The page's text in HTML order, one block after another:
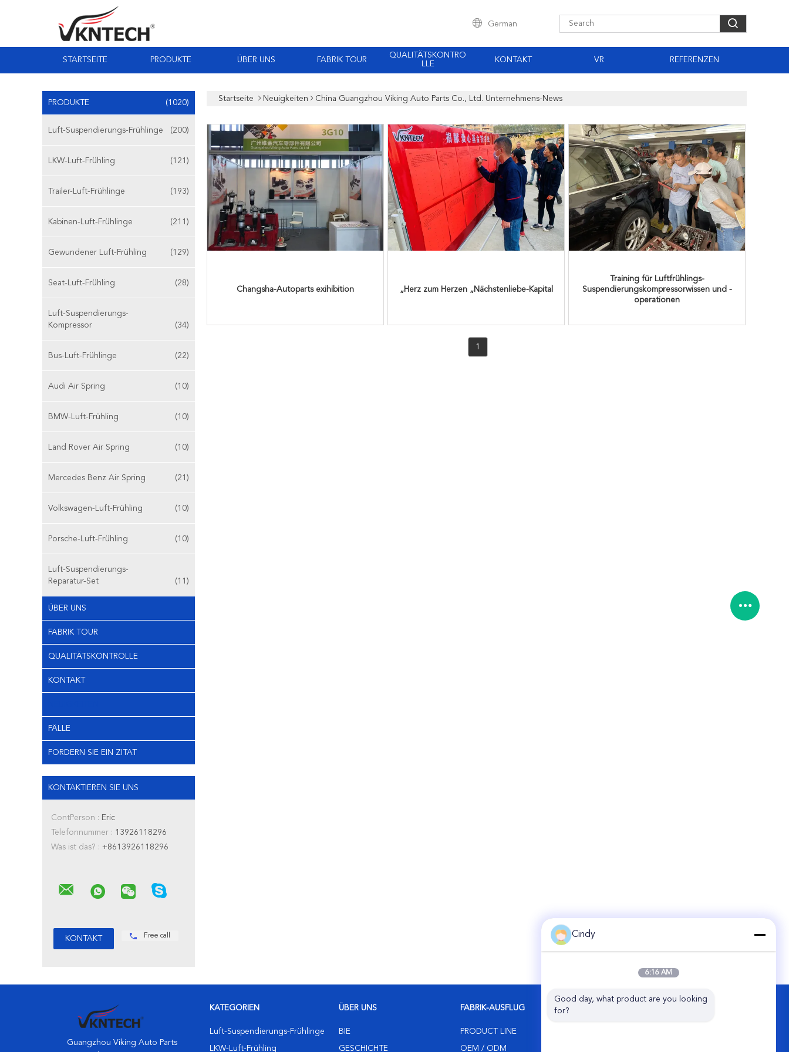
German
STARTSEITE PRODUKTE ÜBER UNS FABRIK TOUR
QUALITÄTSKONTRO
LLE
KONTAKT VR REFERENZEN
PRODUKTE (1020)
Luft-Suspendierungs-Frühlinge (200)
LKW-Luft-Frühling (121)
Trailer-Luft-Frühlinge (193)
Kabinen-Luft-Frühlinge (211)
Gewundener Luft-Frühling (129)
Seat-Luft-Frühling (28)
Luft-Suspendierungs-
Kompressor
(34)
Bus-Luft-Frühlinge (22)
Audi Air Spring (10)
BMW-Luft-Frühling (10)
Land Rover Air Spring (10)
Mercedes Benz Air Spring (21)
Volkswagen-Luft-Frühling (10)
Porsche-Luft-Frühling (10)
Luft-Suspendierungs-
Reparatur-Set
(11)
ÜBER UNS
FABRIK TOUR
QUALITÄTSKONTROLLE
KONTAKT
FÄLLE
FORDERN SIE EIN ZITAT
KONTAKTIEREN SIE UNS
ContPerson : Eric
Telefonnummer : 13926118296
Was ist das? : +8613926118296
Free call
Startseite Neuigkeiten China Guangzhou Viking Auto Parts Co., Ltd. Unternehmens-News
Changsha-Autoparts exihibition „Herz zum Herzen „Nächstenliebe-Kapital
Training für Luftfrühlings-
Suspendierungskompressorwissen und -
operationen
1
Guangzhou Viking Auto Parts
KATEGORIEN
Luft-Suspendierungs-Frühlinge
LKW-Luft-Frühling
ÜBER UNS
BIE
GESCHICHTE
FABRIK-AUSFLUG
PRODUCT LINE
OEM / ODM
Cindy
6:16 AM
Good day, what product are you looking
for?